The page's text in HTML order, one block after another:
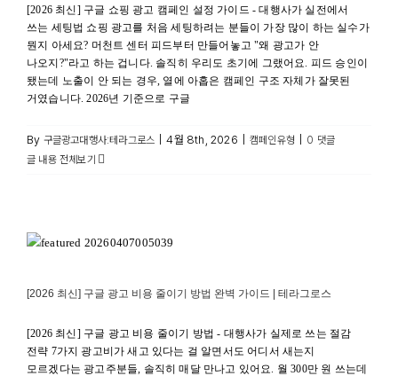
[2026 최신] 구글 쇼핑 광고 캠페인 설정 가이드 - 대행사가 실전에서
쓰는 세팅법 쇼핑 광고를 처음 세팅하려는 분들이 가장 많이 하는 실수가
뭔지 아세요? 머천트 센터 피드부터 만들어놓고 "왜 광고가 안
나오지?"라고 하는 겁니다. 솔직히 우리도 초기에 그랬어요. 피드 승인이
됐는데 노출이 안 되는 경우, 열에 아홉은 캠페인 구조 자체가 잘못된
거였습니다. 2026년 기준으로 구글
By 구글광고대행사:테라그로스 4월 8th, 2026 캠페인유형
0 댓글
글 내용 전체보기
[2026 최신] 구글 광고 비용 줄이기 방법 완벽 가이드 | 테라그로스
[2026 최신] 구글 광고 비용 줄이기 방법 - 대행사가 실제로 쓰는 절감
전략 7가지 광고비가 새고 있다는 걸 알면서도 어디서 새는지
모르겠다는 광고주분들, 솔직히 매달 만나고 있어요. 월 300만 원 쓰는데